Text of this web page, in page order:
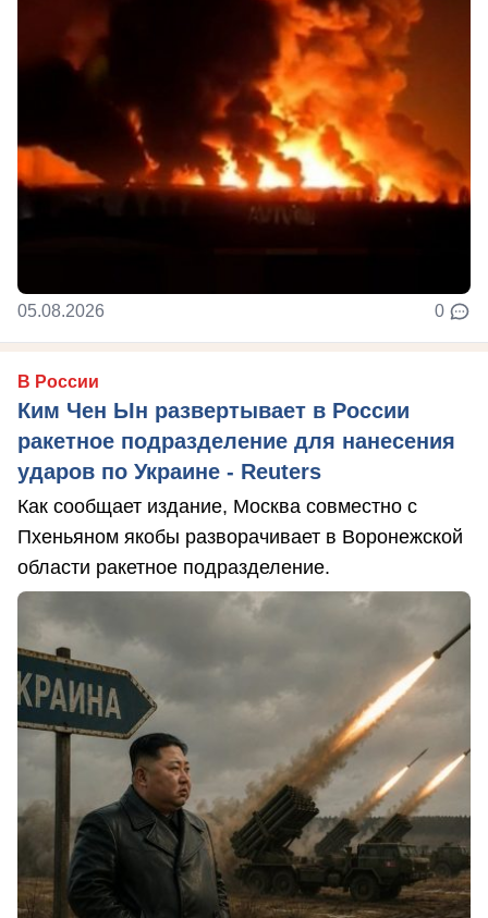
05.08.2026 0
В России
Ким Чен Ын развертывает в России
ракетное подразделение для нанесения
ударов по Украине - Reuters
Как сообщает издание, Москва совместно с
Пхеньяном якобы разворачивает в Воронежской
области ракетное подразделение.